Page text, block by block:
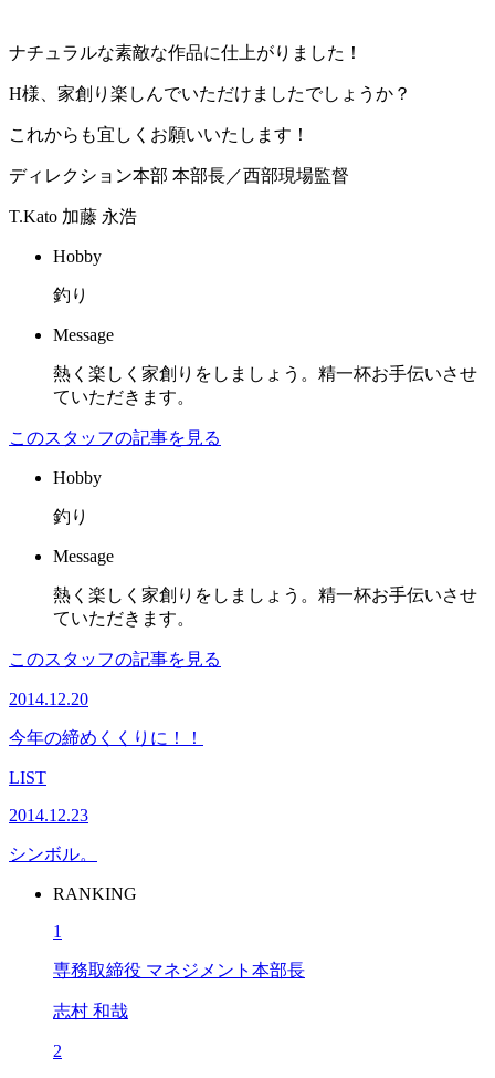
ナチュラルな素敵な作品に仕上がりました！
H様、家創り楽しんでいただけましたでしょうか？
これからも宜しくお願いいたします！
ディレクション本部 本部長／西部現場監督
T.Kato 加藤 永浩
Hobby
釣り
Message
熱く楽しく家創りをしましょう。精一杯お手伝いさせ
ていただきます。
このスタッフの記事を見る
Hobby
釣り
Message
熱く楽しく家創りをしましょう。精一杯お手伝いさせ
ていただきます。
このスタッフの記事を見る
2014.12.20
今年の締めくくりに！！
LIST
2014.12.23
シンボル。
RANKING
1
専務取締役 マネジメント本部長
志村 和哉
2